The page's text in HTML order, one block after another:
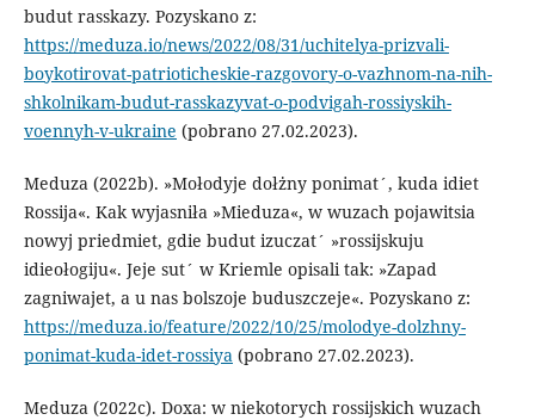
budut rasskazy. Pozyskano z:
https://meduza.io/news/2022/08/31/uchitelya-prizvali-
boykotirovat-patrioticheskie-razgovory-o-vazhnom-na-nih-
shkolnikam-budut-rasskazyvat-o-podvigah-rossiyskih-
voennyh-v-ukraine (pobrano 27.02.2023).
Meduza (2022b). »Mołodyje dołżny ponimat´, kuda idiet
Rossija«. Kak wyjasniła »Mieduza«, w wuzach pojawitsia
nowyj priedmiet, gdie budut izuczat´ »rossijskuju
idieołogiju«. Jeje sut´ w Kriemle opisali tak: »Zapad
zagniwajet, a u nas bolszoje buduszczeje«. Pozyskano z:
https://meduza.io/feature/2022/10/25/molodye-dolzhny-
ponimat-kuda-idet-rossiya (pobrano 27.02.2023).
Meduza (2022c). Doxa: w niekotorych rossijskich wuzach